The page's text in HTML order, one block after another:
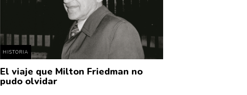
HISTORIA
El viaje que Milton Friedman no
pudo olvidar